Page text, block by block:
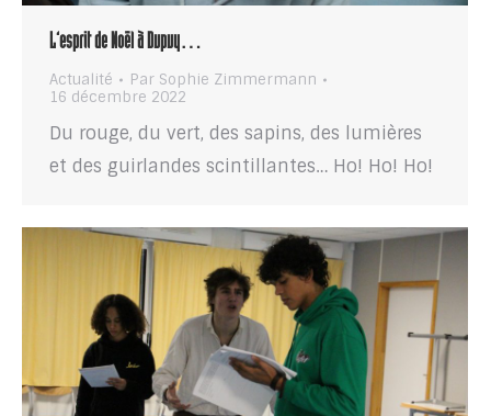
L’esprit de Noël à Dupuy…
Actualité Par Sophie Zimmermann
16 décembre 2022
Du rouge, du vert, des sapins, des lumières
et des guirlandes scintillantes… Ho! Ho! Ho!